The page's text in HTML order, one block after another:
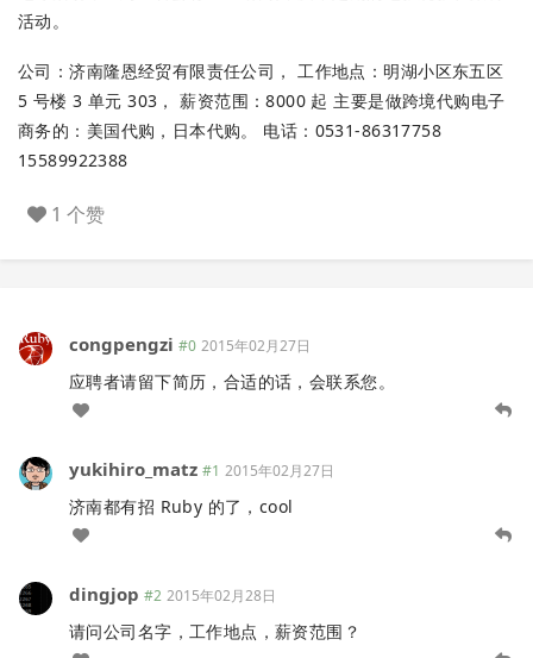
活动。
公司：济南隆恩经贸有限责任公司， 工作地点：明湖小区东五区
5 号楼 3 单元 303， 薪资范围：8000 起 主要是做跨境代购电子
商务的：美国代购，日本代购。 电话：0531-86317758
15589922388
1 个赞
congpengzi #0 2015年02月27日
应聘者请留下简历，合适的话，会联系您。
yukihiro_matz #1 2015年02月27日
济南都有招 Ruby 的了，cool
dingjop #2 2015年02月28日
请问公司名字，工作地点，薪资范围？